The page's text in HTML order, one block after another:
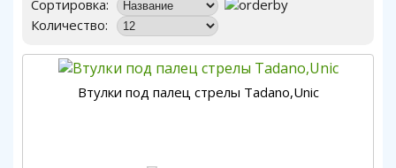
Сортировка:
Количество:
Втулки под палец стрелы Tadano,Unic